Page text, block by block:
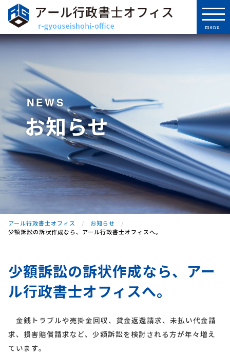
NEWS
お知らせ
アール行政書士オフィス
お知らせ
少額訴訟の訴状作成なら、アール行政書士オフィスへ。
少額訴訟の訴状作成なら、アー
ル行政書士オフィスへ。
金銭トラブルや売掛金回収、貸金返還請求、未払い代金請
求、損害賠償請求など、少額訴訟を検討される方が年々増え
ています。